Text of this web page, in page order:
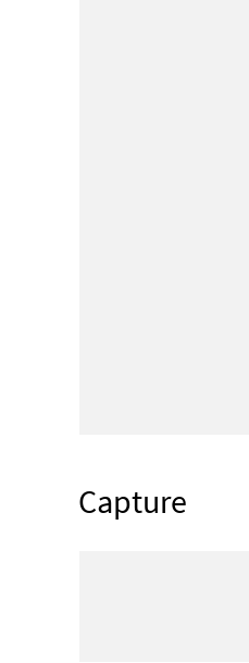
Capture